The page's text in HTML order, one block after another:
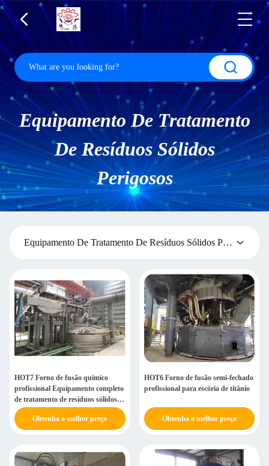
Equipamento De Tratamento
De Resíduos Sólidos
Perigosos
Equipamento De Tratamento De Resíduos Sólidos Perigosos
HOT7 Forno de fusão químico
profissional Equipamento completo
de tratamento de resíduos sólidos
80-110 t/dia
Obtenha o melhor preço
HOT6 Forno de fusão semi-fechado
profissional para escória de titânio
Obtenha o melhor preço